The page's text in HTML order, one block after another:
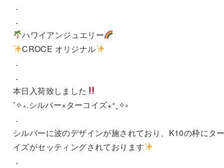
．
．
ハワイアンジュエリー
CROCE オリジナル
．
．
本日入荷致しました
˚✧₊.シルバー×ターコイズ⁎⁺˳✧༚
．
シルバーに波のデザインが施されており、K10の枠にタ
イズがセッティングされております
．